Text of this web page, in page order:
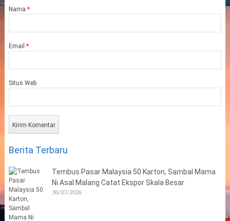
Nama *
Email *
Situs Web
Berita Terbaru
Tembus Pasar Malaysia 50 Karton, Sambal Mama
Ni Asal Malang Catat Ekspor Skala Besar
30/07/2026